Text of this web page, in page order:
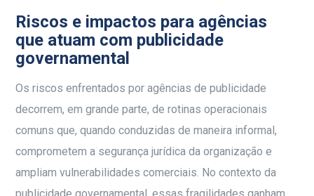
Riscos e impactos para agências
que atuam com publicidade
governamental
Os riscos enfrentados por agências de publicidade
decorrem, em grande parte, de rotinas operacionais
comuns que, quando conduzidas de maneira informal,
comprometem a segurança jurídica da organização e
ampliam vulnerabilidades comerciais. No contexto da